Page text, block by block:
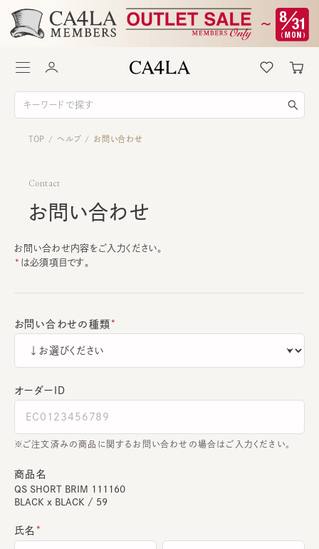
TOP / ヘルプ / お問い合わせ
Contact
お問い合わせ
お問い合わせ内容をご入力ください。
は必須項目です。
お問い合わせの種類
オーダーＩＤ
ご注文済みの商品に関するお問い合わせの場合はご入力ください。
商品名
QS SHORT BRIM 111160
BLACK x BLACK / 59
氏名